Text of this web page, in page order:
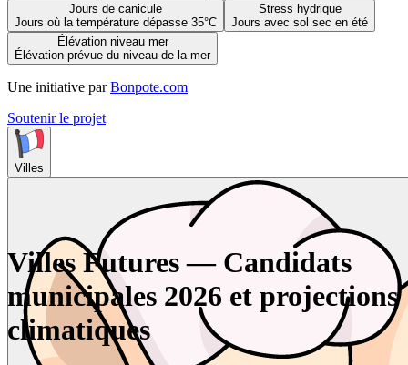
Jours de canicule
Jours où la température dépasse 35°C
Stress hydrique
Jours avec sol sec en été
Élévation niveau mer
Élévation prévue du niveau de la mer
Une initiative par Bonpote.com
Soutenir le projet
Villes
Villes Futures — Candidats
municipales 2026 et projections
climatiques